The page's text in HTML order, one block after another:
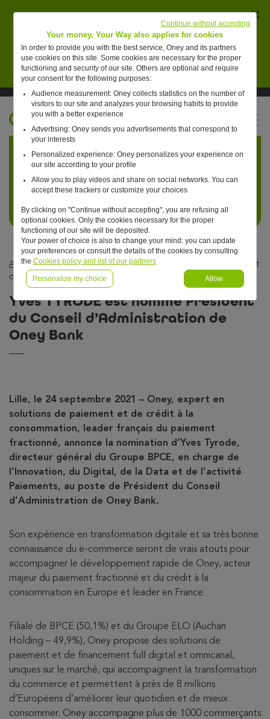
pour des collaborateurs de Oney pour vendre de
faux placements financiers.
En savoir plus
Suivre Oney sur LinkedIn
Suivre Oney sur YouTubeVoir les articles #oneday
Retour à l'accueil ?
Actualités — Non classé — Yves TYRODE est nommé Président
du Conseil d’Administration de Oney Bank
Yves TYRODE est nommé Président
du Conseil d’Administration de
Oney Bank
Lille, le 24 septembre 2021 – Oney, expert en
solutions de paiement et de crédit à la
consommation, leader français du paiement
fractionné, annonce la nomination d’Yves Tyrode,
directeur général du Groupe BPCE, en charge de
l’Innovation, du Digital, de la Data et de l’activité
Paiements, au poste de Président du Conseil
d’Administration de Oney Bank.
Son expérience en transformation digitale et sa très bonne
connaissance du e-commerce seront de vrais atouts pour
accompagner le développement rapide de Oney, acteur
majeur du paiement fractionné et du crédit à la
consommation en Europe et leader en France.
Filiale de BPCE (50,1%) et du Groupe ELO (Auchan
Holding – 49,9%), Oney propose des solutions de
paiement et de financement full digital et omnicanal,
uniques sur le marché, qui accompagnent la transformation
du commerce et permettent à près de 8 millions
d’Européens d’améliorer leur quotidien et de mieux
consommer. Oney accompagne plus de 1000 commerçants
Your money, Your Way also applies for cookies
In order to provide you with the best service, Oney and its partners
use cookies on this site. Some cookies are necessary for the proper
functioning and security of our site. Others are optional and require
your consent for the following purposes:
Audience measurement: Oney collects statistics on the number of
visitors to our site and analyzes your browsing habits to provide
you with a better experience
Advertising: Oney sends you advertisements that correspond to
your interests
Personalized experience: Oney personalizes your experience on
our site according to your profile
Allow you to play videos and share on social networks. You can
accept these trackers or customize your choices
By clicking on "Continue without accepting", you are refusing all
optional cookies. Only the cookies necessary for the proper
functioning of our site will be deposited.
Your power of choice is also to change your mind: you can update
your preferences or consult the details of the cookies by consulting
theCookies policy and list of our partners
Personalize my choice Allow
Continue without accepting